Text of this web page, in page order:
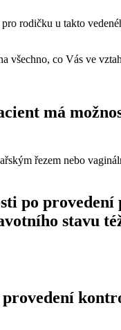
rodičku u takto
všechno, co Vás ve
má
řezem nebo
po
stavu